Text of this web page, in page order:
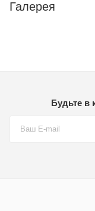
Галерея
Будьте в